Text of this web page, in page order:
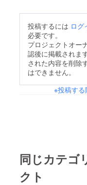
です。あの
な会場で演
ヘアメイク
ング、マッ
あったか
りがとうご
た。三輪 尚
功となりま
てのクラウ
ディングで
とことから
けたおか
声かけいた
のでまた来
投稿するには ログ
必要です。
プロジェクトオー
認後に掲載されま
された内容を削除
はできません。
※投稿する
同じカテゴ
クト